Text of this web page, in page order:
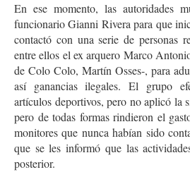
En ese momento, las autoridades
funcionario Gianni Rivera para que
contactó con una serie de personas
entre ellos el ex arquero Marco
de Colo Colo, Martín Osses-, para
así ganancias ilegales. El grupo
artículos deportivos, pero no aplicó la
pero de todas formas rindieron el
monitores que nunca habían sido
que se les informó que las
posterior.